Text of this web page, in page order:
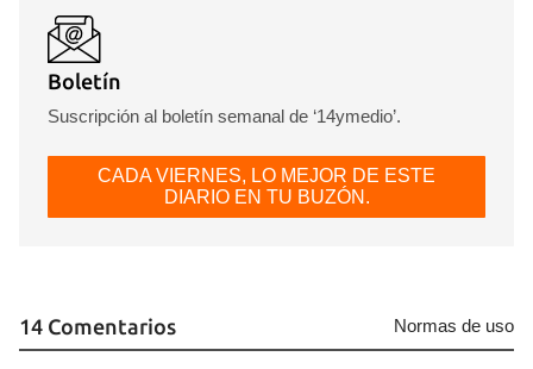
Boletín
Suscripción al boletín semanal de ‘14ymedio’.
CADA VIERNES, LO MEJOR DE ESTE
DIARIO EN TU BUZÓN.
14 Comentarios Normas de uso